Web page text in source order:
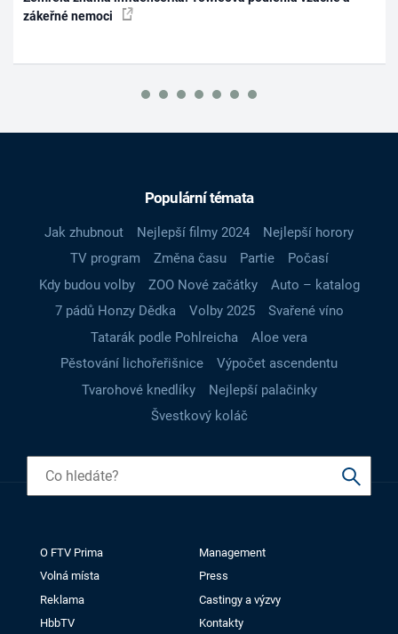
zákeřné nemoci
Populární témata
Jak zhubnout Nejlepší filmy 2024
Nejlepší horory
TV program
Změna času Partie
Počasí
Kdy budou volby
ZOO Nové začátky
Auto – katalog
7 pádů Honzy Dědka
Volby 2025
Svařené víno
Tatarák podle Pohlreicha
Aloe vera
Pěstování lichořeřišnice
Výpočet ascendentu
Tvarohové knedlíky
Nejlepší palačinky
Švestkový koláč
O FTV Prima
Management
Volná místa
Press
Reklama
Castingy a výzvy
HbbTV
Kontakty